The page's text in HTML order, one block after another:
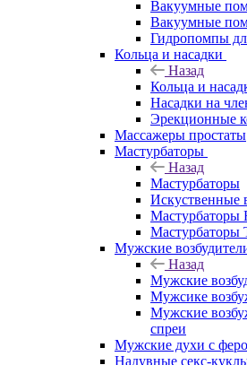
Вакуумные
Вакуумные
Гидропомпы
Кольца и насадки
Назад
Кольца и
Насадки на
Эрекционные
Массажеры простаты
Мастурбаторы
Назад
Мастурбаторы
Искуственные
Мастурбаторы
Мастурбаторы
Мужские
Назад
Мужские
Мужсике
Мужские
спреи
Мужские духи с
Надувные секс-